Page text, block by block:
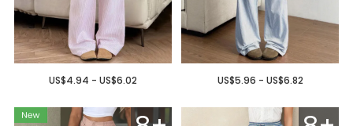
US$4.94 - US$6.02 US$5.96 - US$6.82